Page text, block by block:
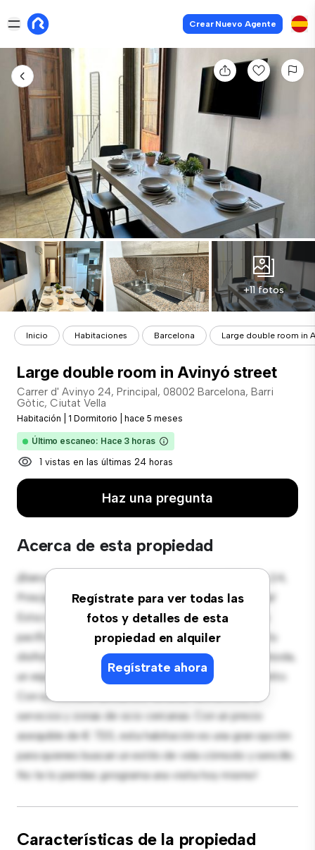
Crear Nuevo Agente
+11 fotos
Inicio Habitaciones Barcelona Large double room in
Large double room in Avinyó street
Carrer d' Avinyo 24, Principal, 08002 Barcelona, Barri
Gòtic, Ciutat Vella
Habitación 1 Dormitorio hace 5 meses
Último escaneo: Hace 3 horas
1 vistas en las últimas 24 horas
Haz una pregunta
Acerca de esta propiedad
Regístrate para ver todas las
fotos y detalles de esta
propiedad en alquiler
Regístrate ahora
¡Bienvenido a tu nueva estancia en Carrer d' Avinyo 24,
Principal, 08002 Barcelona, Barri Gòtic, Ciutat Vella!
Esta cómoda habitación ofrece un espacio de vida
pacífico y privado. Amueblada con lo esencial para tu
disfrute, esta habitación proporciona una cama cómoda,
un espacio de trabajo y soluciones de almacenamiento.
Con su increíble ubicación, tendrás fácil acceso a
servicios y zonas de ocio cercanas. Con un precio
asequible de € 720, esta habitación es una gran opción
para quienes buscan un estilo de vida cómodo y sencillo.
No te lo pierdas: ¡programa una visita hoy mismo!
Características de la propiedad